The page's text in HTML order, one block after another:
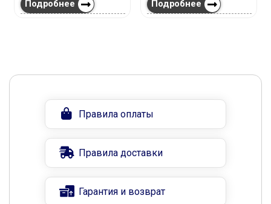
Подробнее Подробнее
Правила оплаты
Правила доставки
Гарантия и возврат